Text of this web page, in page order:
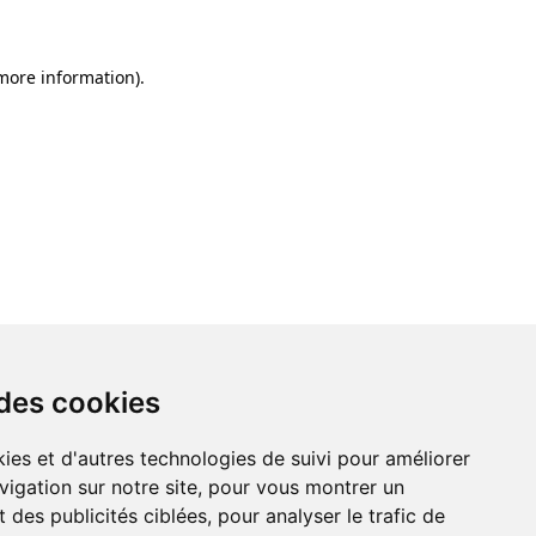
cookies
et d'autres technologies de suivi pour améliorer
sur notre site, pour vous montrer un
des publicités ciblées, pour analyser le trafic de
information).